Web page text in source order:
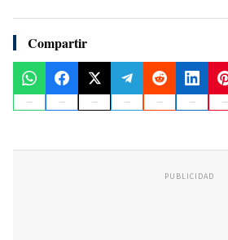
Compartir
PUBLICIDAD